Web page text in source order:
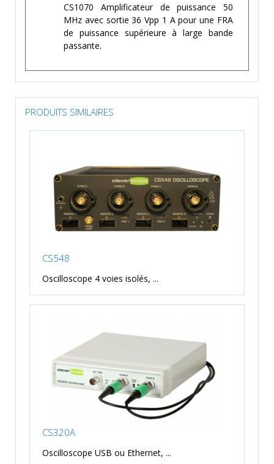
CS1070 Amplificateur de puissance 50
MHz avec sortie 36 Vpp 1 A pour une FRA
de puissance supérieure à large bande
passante.
PRODUITS SIMILAIRES
CS548
Oscilloscope 4 voies isolés, ...
CS320A
Oscilloscope USB ou Ethernet, ...